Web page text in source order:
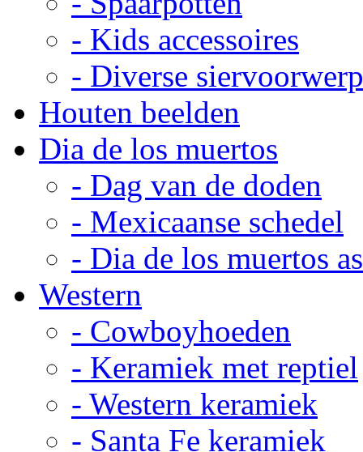
- Kids accessoires
- Diverse
Houten beelden
Dia de los muertos
- Dag van de doden
- Mexicaanse schedel
- Dia de los muertos
Western
- Cowboyhoeden
- Keramiek met reptiel
- Western keramiek
- Santa Fe keramiek